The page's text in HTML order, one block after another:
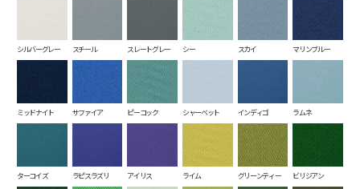
シルバーグレー スチール スレートグレー シー スカイ マリンブルー
ミッドナイト サファイア ピーコック シャーベット インディゴ ラムネ
ターコイズ ラピスラズリ アイリス ライム グリーンティー ビリジアン